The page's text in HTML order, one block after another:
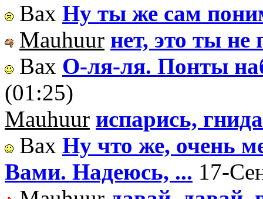
Вах Ну ты же сам
Mauhuur нет, это ты
Вах О-ля-ля. Понты
(01:25)
Mauhuur испарись, гнида
Вах Ну что же, очень
Вами. Надеюсь, ... 17-